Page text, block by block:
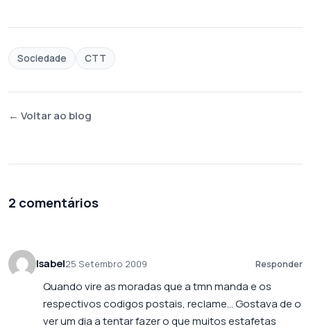
Sociedade CTT
← Voltar ao blog
2 comentários
Isabel25 Setembro 2009 Responder
Quando vire as moradas que a tmn manda e os
respectivos codigos postais, reclame… Gostava de o
ver um dia a tentar fazer o que muitos estafetas